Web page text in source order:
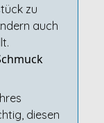
zu
auch
diesen